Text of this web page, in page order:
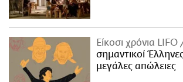
Είκοσι χρόνια LIFO
σημαντικοί
μεγάλες απώλειες